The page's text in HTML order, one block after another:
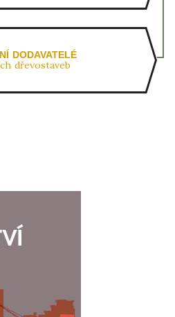
DODAVATELÉ
dřevostaveb